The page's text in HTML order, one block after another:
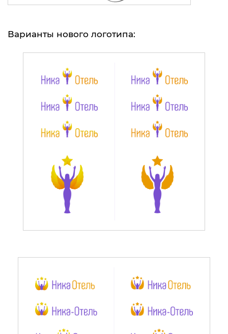
Варианты нового логотипа: